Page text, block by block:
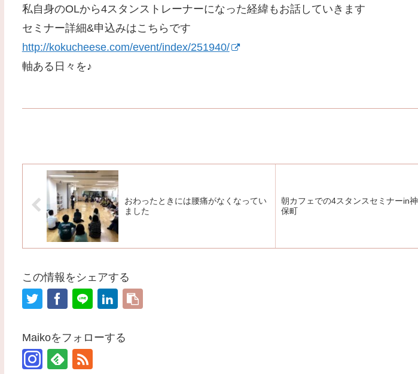
私自身のOLから4スタンストレーナーになった経緯もお話していきます
セミナー詳細&申込みはこちらです
http://kokucheese.com/event/index/251940/
軸ある日々を♪
おわったときには腰痛がなくなってい
ました
朝カフェでの4スタンスセミナーin神
保町
この情報をシェアする
Maikoをフォローする